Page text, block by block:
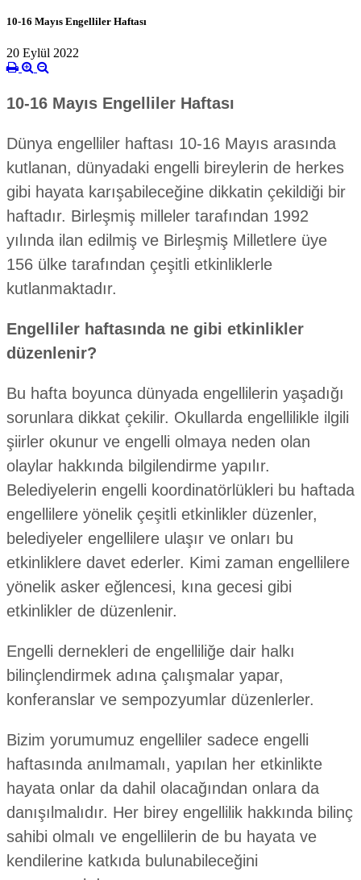
10-16 Mayıs Engelliler Haftası
20 Eylül 2022
10-16 Mayıs Engelliler Haftası
Dünya engelliler haftası 10-16 Mayıs arasında
kutlanan, dünyadaki engelli bireylerin de herkes
gibi hayata karışabileceğine dikkatin çekildiği bir
haftadır. Birleşmiş milleler tarafından 1992
yılında ilan edilmiş ve Birleşmiş Milletlere üye
156 ülke tarafından çeşitli etkinliklerle
kutlanmaktadır.
Engelliler haftasında ne gibi etkinlikler
düzenlenir?
Bu hafta boyunca dünyada engellilerin yaşadığı
sorunlara dikkat çekilir. Okullarda engellilikle ilgili
şiirler okunur ve engelli olmaya neden olan
olaylar hakkında bilgilendirme yapılır.
Belediyelerin engelli koordinatörlükleri bu haftada
engellilere yönelik çeşitli etkinlikler düzenler,
belediyeler engellilere ulaşır ve onları bu
etkinliklere davet ederler. Kimi zaman engellilere
yönelik asker eğlencesi, kına gecesi gibi
etkinlikler de düzenlenir.
Engelli dernekleri de engelliliğe dair halkı
bilinçlendirmek adına çalışmalar yapar,
konferanslar ve sempozyumlar düzenlerler.
Bizim yorumumuz engelliler sadece engelli
haftasında anılmamalı, yapılan her etkinlikte
hayata onlar da dahil olacağından onlara da
danışılmalıdır. Her birey engellilik hakkında bilinç
sahibi olmalı ve engellilerin de bu hayata ve
kendilerine katkıda bulunabileceğini